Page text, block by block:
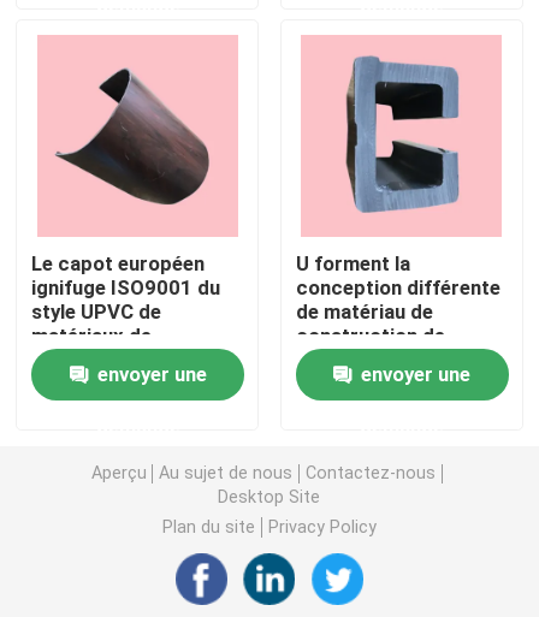
Profils de fenêtre d'UPVC
Profils d'extrusion d'UPVC
fenêtre de tissu pour rideaux d'upvc
fenêtre de glissement d'upvc
Porte française d'UPVC
Fenêtre en aluminium de coupure thermique
Portes en aluminium de coupure thermique
Le capot européen
ignifuge ISO9001 du
style UPVC de
matériaux de
construction d'UPVC
a approuvéenvoyer une
U forment la
conception différente
de matériau de
construction de
construction de
châssis de fenêtre
d'UPVC
envoyer une
Aperçu Au sujet de nous
Contactez-nous
Desktop Site
Plan du site
Privacy Policy